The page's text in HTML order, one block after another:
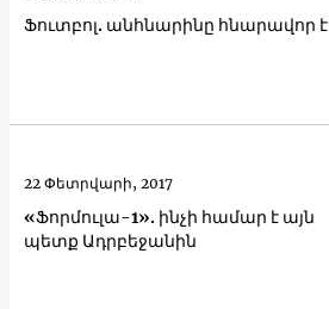
Ֆուտբոլ. անհնարինը հնարավոր է
«Ֆորմուլա-1». ինչի համար է այն
պետք Ադրբեջանին
22 Փետրվարի, 2017